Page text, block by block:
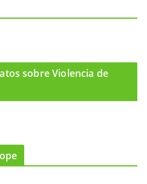
sobre Violencia de